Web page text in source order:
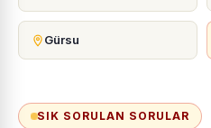
Gürsu
SIK SORULAN SORULAR